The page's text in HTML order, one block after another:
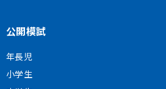
公開模試
年長児
小学生